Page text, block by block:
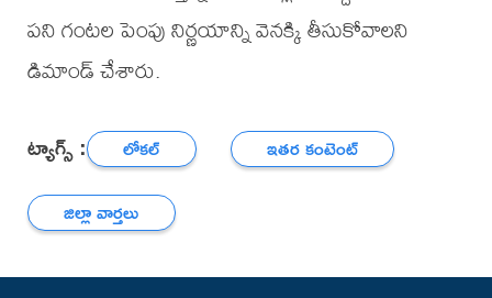
పని గంటల పెంపు నిర్ణయాన్ని వెనక్కి తీసుకోవాలని
డిమాండ్ చేశారు.
ట్యాగ్స్ : లోకల్
ఇతర కంటెంట్
జిల్లా వార్తలు